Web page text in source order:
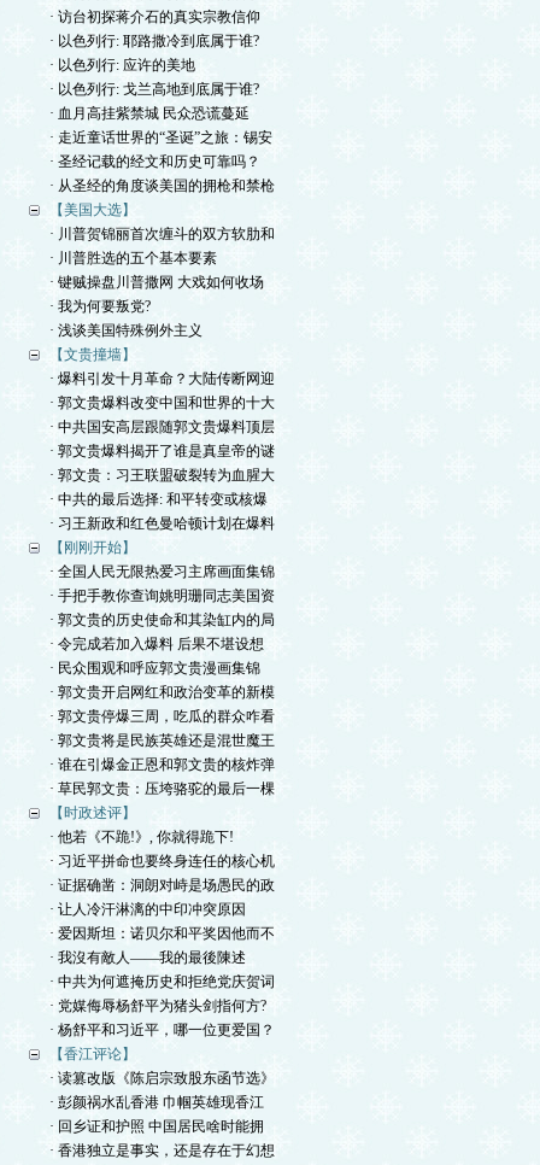
· 访台初探蒋介石的真实宗教信仰
· 以色列行: 耶路撒冷到底属于谁?
· 以色列行: 应许的美地
· 以色列行: 戈兰高地到底属于谁?
· 血月高挂紫禁城 民众恐谎蔓延
· 走近童话世界的“圣诞”之旅：锡安
· 圣经记载的经文和历史可靠吗？
· 从圣经的角度谈美国的拥枪和禁枪
【美国大选】
· 川普贺锦丽首次缠斗的双方软肋和
· 川普胜选的五个基本要素
· 键贼操盘川普撒网 大戏如何收场
· 我为何要叛党?
· 浅谈美国特殊例外主义
【文贵撞墙】
· 爆料引发十月革命？大陆传断网迎
· 郭文贵爆料改变中国和世界的十大
· 中共国安高层跟随郭文贵爆料顶层
· 郭文贵爆料揭开了谁是真皇帝的谜
· 郭文贵：习王联盟破裂转为血腥大
· 中共的最后选择: 和平转变或核爆
· 习王新政和红色曼哈顿计划在爆料
【刚刚开始】
· 全国人民无限热爱习主席画面集锦
· 手把手教你查询姚明珊同志美国资
· 郭文贵的历史使命和其染缸内的局
· 令完成若加入爆料 后果不堪设想
· 民众围观和呼应郭文贵漫画集锦
· 郭文贵开启网红和政治变革的新模
· 郭文贵停爆三周，吃瓜的群众咋看
· 郭文贵将是民族英雄还是混世魔王
· 谁在引爆金正恩和郭文贵的核炸弹
· 草民郭文贵：压垮骆驼的最后一棵
【时政述评】
· 他若《不跪!》, 你就得跪下!
· 习近平拼命也要终身连任的核心机
· 证据确凿：洞朗对峙是场愚民的政
· 让人冷汗淋漓的中印冲突原因
· 爱因斯坦：诺贝尔和平奖因他而不
· 我沒有敵人——我的最後陳述
· 中共为何遮掩历史和拒绝党庆贺词
· 党媒侮辱杨舒平为猪头剑指何方?
· 杨舒平和习近平，哪一位更爱国？
【香江评论】
· 读篡改版《陈启宗致股东函节选》
· 彭颜祸水乱香港 巾帼英雄现香江
· 回乡证和护照 中国居民啥时能拥
· 香港独立是事实，还是存在于幻想